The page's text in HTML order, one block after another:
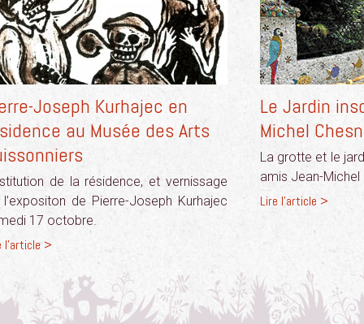
Joseph Kurhajec en
au Musée des Arts
de la résidence, et vernissage
de Pierre-Joseph Kurhajec
17 octobre.
l'article >
Le Jardin
Michel
La grotte et le
amis Jean-Michel
Lire l'article >